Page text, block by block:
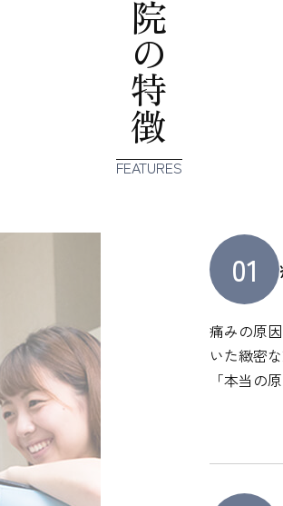
当院の特徴
FEATURES
01
痛みの原
いた緻密
「本当の